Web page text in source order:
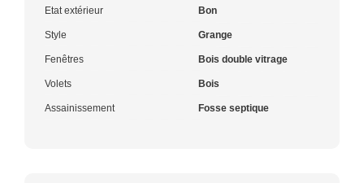
Etat extérieur Bon
Style Grange
Fenêtres Bois double vitrage
Volets Bois
Assainissement Fosse septique